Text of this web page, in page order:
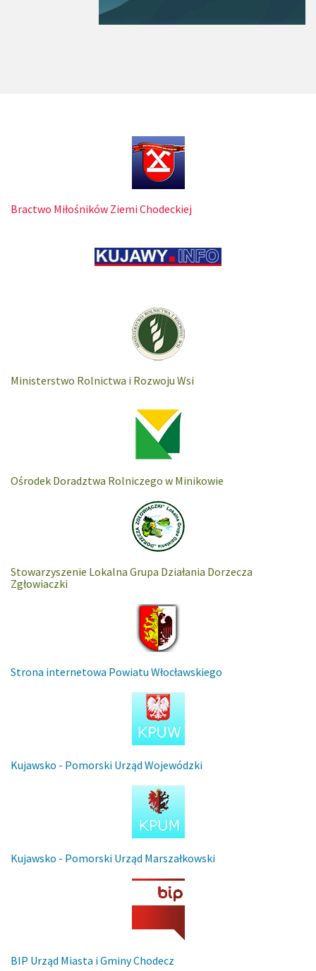
Bractwo Miłośników Ziemi Chodeckiej
Ministerstwo Rolnictwa i Rozwoju Wsi
Ośrodek Doradztwa Rolniczego w Minikowie
Stowarzyszenie Lokalna Grupa Działania Dorzecza
Zgłowiaczki
Strona internetowa Powiatu Włocławskiego
Kujawsko - Pomorski Urząd Wojewódzki
Kujawsko - Pomorski Urząd Marszałkowski
BIP Urząd Miasta i Gminy Chodecz